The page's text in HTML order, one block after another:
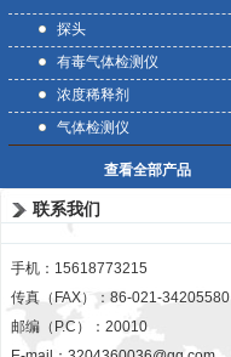
探头
有毒气体检测仪
浓度稀释剂
气体检测仪
查看全部产品
联系我们
手机：15618773215
传真（FAX）：86-021-34205580
邮编（P.C）：20010